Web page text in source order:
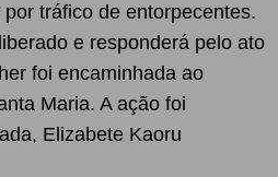
tráfico de entorpecentes.
e responderá pelo ato
foi encaminhada ao
Maria. A ação foi
Elizabete Kaoru